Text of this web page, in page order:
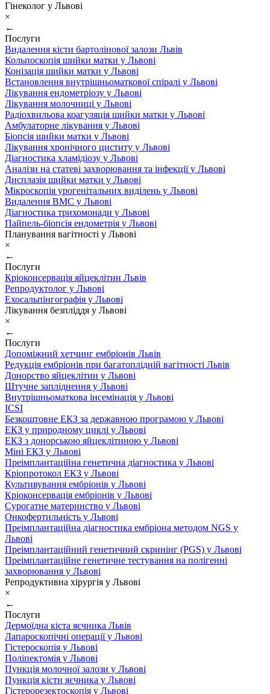
Гінеколог у Львові
×
←
Послуги
Видалення кісти бартолінової залози Львів
Кольпоскопія шийки матки у Львові
Конізація шийки матки у Львові
Встановлення внутрішньоматкової спіралі у Львові
Лікування ендометріозу у Львові
Лікування молочниці у Львові
Радіохвильова коагуляція шийки матки у Львові
Амбулаторне лікування у Львові
Біопсія шийки матки у Львові
Лікування хронічного циститу у Львові
Діагностика хламідіозу у Львові
Аналізи на статеві захворювання та інфекції у Львові
Дисплазія шийки матки у Львові
Мікроскопія урогенітальних виділень у Львові
Видалення ВМС у Львові
Діагностика трихомонади у Львові
Пайпель-біопсія ендометрія у Львові
Планування вагітності у Львові
×
←
Послуги
Кріоконсервація яйцеклітин Львів
Репродуктолог у Львові
Ехосальпінгографія у Львові
Лікування безпліддя у Львові
×
←
Послуги
Допоміжний хетчинг ембріонів Львів
Редукція ембріонів при багатоплідній вагітності Львів
Донорство яйцеклітин у Львові
Штучне запліднення у Львові
Внутрішньоматкова інсемінація у Львові
ICSI
Безкоштовне ЕКЗ за державною програмою у Львові
ЕКЗ у природному циклі у Львові
ЕКЗ з донорською яйцеклітиною у Львові
Міні ЕКЗ у Львові
Преімплантаційна генетична діагностика у Львові
Кріопротокол ЕКЗ у Львові
Культивування ембріонів у Львові
Кріоконсервація ембріонів у Львові
Сурогатне материнство у Львові
Онкофертильність у Львові
Преімплантаційна діагностика ембріона методом NGS у
Львові
Преімплантаційний генетичний скринінг (PGS) у Львові
Преімплантаційне генетичне тестування на полігенні
захворювання у Львові
Репродуктивна хірургія у Львові
×
←
Послуги
Дермоїдна кіста яєчника Львів
Лапароскопічні операції у Львові
Гістероскопія у Львові
Поліпектомія у Львові
Пункція молочної залози у Львові
Пункція кісти яєчника у Львові
Гістерорезектоскопія у Львові